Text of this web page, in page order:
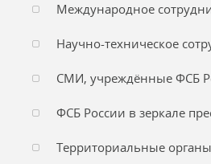
Международное
Научно-техническое
СМИ, учреждённые ФСБ
ФСБ России в зеркале
Территориальные